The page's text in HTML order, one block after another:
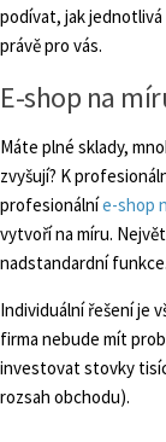
podívat, jak
právě pro vás.
E-shop na
Máte plné sklady,
zvyšují? K
profesionálníe-shop
vytvoří na míru.
nadstandardní funkce.
Individuální řešení je
firma nebude mít
investovat stovky
rozsah obchodu).